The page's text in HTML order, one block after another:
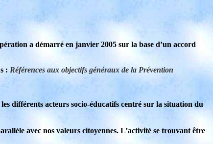
a démarré en janvier 2005 sur la base d’un accord
: Références aux objectifs généraux de la Prévention
différents acteurs socio-éducatifs centré sur la situation du
avec nos valeurs citoyennes. L’activité se trouvant être